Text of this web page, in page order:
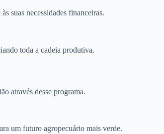
suas necessidades financeiras.
toda a cadeia produtiva.
através desse programa.
um futuro agropecuário mais verde.